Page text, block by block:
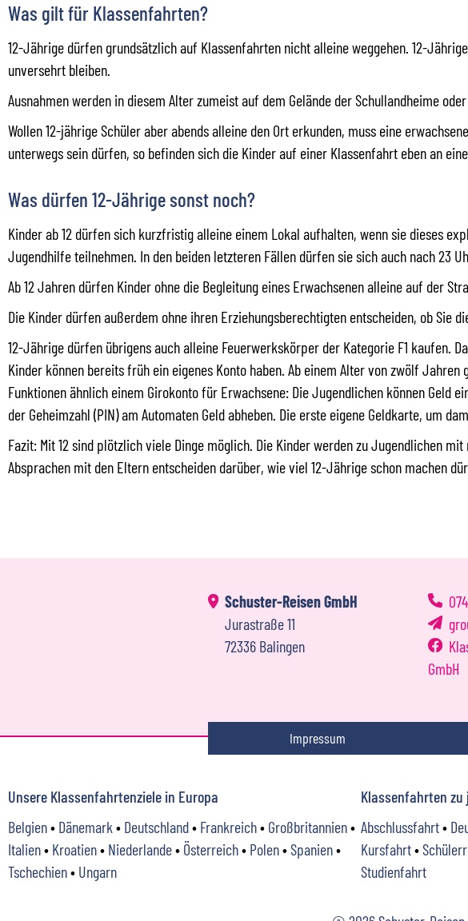
Was gilt für Klassenfahrten?
12-Jährige dürfen grundsätzlich auf Klassenfahrten nicht alleine weggehen. 12-
unversehrt bleiben.
Ausnahmen werden in diesem Alter zumeist auf dem Gelände der Schullandheime
Wollen 12-jährige Schüler aber abends alleine den Ort erkunden, muss eine
unterwegs sein dürfen, so befinden sich die Kinder auf einer Klassenfahrt eben an
Was dürfen 12-Jährige sonst noch?
Kinder ab 12 dürfen sich kurzfristig alleine einem Lokal aufhalten, wenn sie dieses
Jugendhilfe teilnehmen. In den beiden letzteren Fällen dürfen sie sich auch nach 23
Ab 12 Jahren dürfen Kinder ohne die Begleitung eines Erwachsenen alleine auf der
Die Kinder dürfen außerdem ohne ihren Erziehungsberechtigten entscheiden, ob Sie
12-Jährige dürfen übrigens auch alleine Feuerwerkskörper der Kategorie F1 kaufen.
Kinder können bereits früh ein eigenes Konto haben. Ab einem Alter von zwölf
Funktionen ähnlich einem Girokonto für Erwachsene: Die Jugendlichen können Geld
der Geheimzahl (PIN) am Automaten Geld abheben. Die erste eigene Geldkarte, um
Fazit: Mit 12 sind plötzlich viele Dinge möglich. Die Kinder werden zu Jugendlichen
Absprachen mit den Eltern entscheiden darüber, wie viel 12-Jährige schon machen
Schuster-Reisen GmbH
Jurastraße 11
72336 Balingen
GmbH
Impressum
Unsere Klassenfahrtenziele in Europa
Belgien• Dänemark • Deutschland• Frankreich• Großbritannien•
Italien• Kroatien• Niederlande• Österreich• Polen•Spanien•
Tschechien• Ungarn
Klassenfahrten zu
Abschlussfahrt•
Kursfahrt•
Studienfahrt